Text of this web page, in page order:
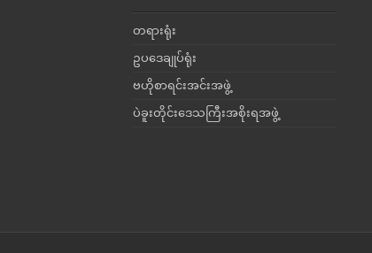
တရားရုံး
ဥပဒေချုပ်ရုံး
ဗဟိုစာရင်းအင်းအဖွဲ့
ပဲခူးတိုင်းဒေသကြီးအစိုးရအဖွဲ့